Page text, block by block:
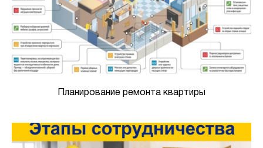
Планирование ремонта квартиры